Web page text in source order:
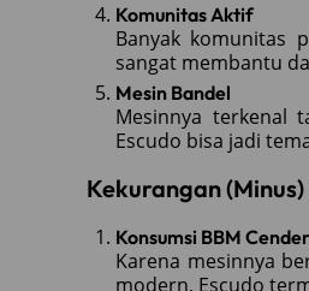
Komunitas Aktif
Banyak komunitas
sangat membantu
Mesin Bandel
Mesinnya terkenal
Escudo bisa jadi
Kekurangan (Minus)
Konsumsi BBM
Karena mesinnya
modern, Escudo